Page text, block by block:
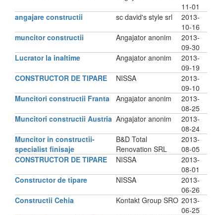
11-01
angajare constructii
sc david's style srl
2013-
10-16
muncitor constructii
Angajator anonim
2013-
09-30
Lucrator la inaltime
Angajator anonim
2013-
09-19
CONSTRUCTOR DE TIPARE
NISSA
2013-
09-10
Muncitori constructii Franta
Angajator anonim
2013-
08-25
Muncitori constructii Austria Angajator anonim
2013-
08-24
Muncitor in constructii-
specialist finisaje
B&D Total
Renovation SRL
2013-
08-05
CONSTRUCTOR DE TIPARE
NISSA
2013-
08-01
Constructor de tipare
NISSA
2013-
06-26
Constructii Cehia
Kontakt Group SRO 2013-
06-25